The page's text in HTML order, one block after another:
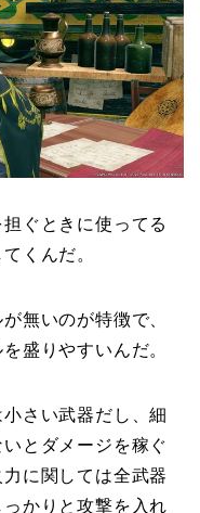
ぐときに使ってる
くんだ。
無いのが特徴で、
盛りやすいんだ。
さい武器だし、細
とダメージを稼ぐ
に関しては全武器
かりと攻撃を入れ